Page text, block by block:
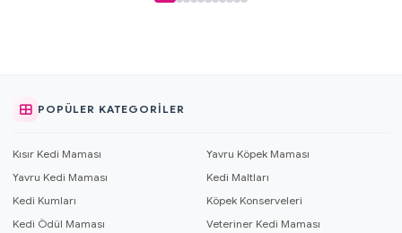
POPÜLER KATEGORILER
Kısır Kedi Maması
Yavru Köpek Maması
Yavru Kedi Maması
Kedi Maltları
Kedi Kumları
Köpek Konserveleri
Kedi Ödül Maması
Veteriner Kedi Maması